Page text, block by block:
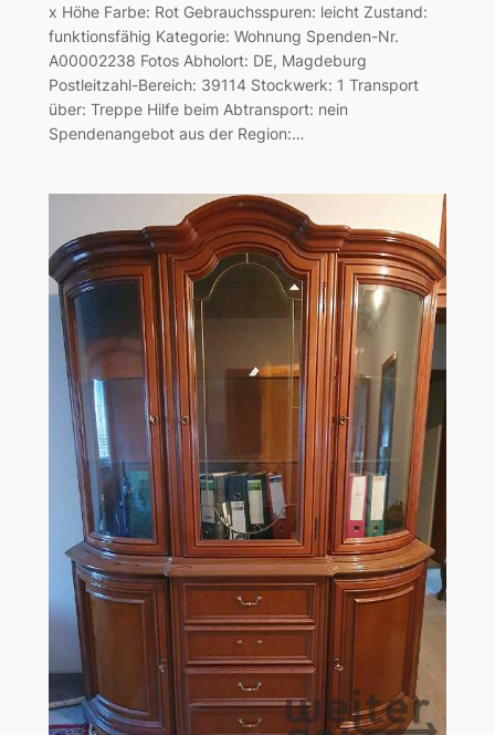
x Höhe Farbe: Rot Gebrauchsspuren: leicht Zustand:
funktionsfähig Kategorie: Wohnung Spenden-Nr.
A00002238 Fotos Abholort: DE, Magdeburg
Postleitzahl-Bereich: 39114 Stockwerk: 1 Transport
über: Treppe Hilfe beim Abtransport: nein
Spendenangebot aus der Region:…